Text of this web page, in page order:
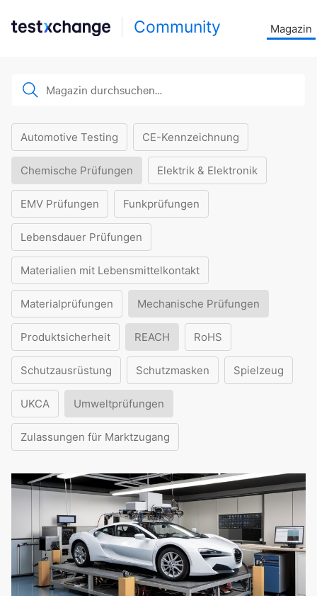
Community Magazin
Automotive Testing CE-Kennzeichnung
Chemische Prüfungen Elektrik & Elektronik
EMV Prüfungen Funkprüfungen
Lebensdauer Prüfungen
Materialien mit Lebensmittelkontakt
Materialprüfungen Mechanische Prüfungen
Produktsicherheit REACH RoHS
Schutzausrüstung Schutzmasken Spielzeug
UKCA Umweltprüfungen
Zulassungen für Marktzugang